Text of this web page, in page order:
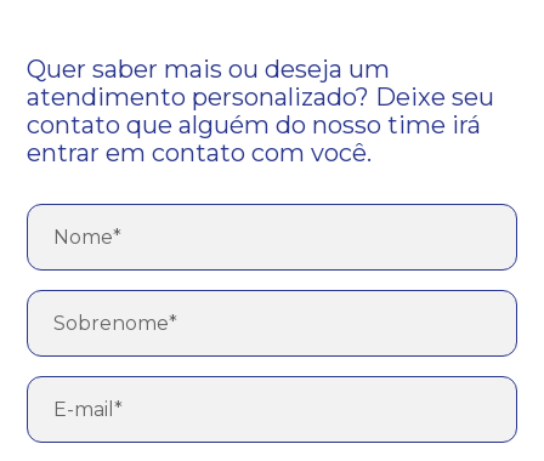
Quer saber mais ou deseja um
atendimento personalizado? Deixe seu
contato que alguém do nosso time irá
entrar em contato com você.